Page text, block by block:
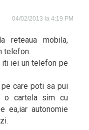
04/02/2013 la 4:19 PM
reteaua mobila,
telefon.
iei un telefon pe
care poti sa pui
o cartela sim cu
ea,iar autonomie